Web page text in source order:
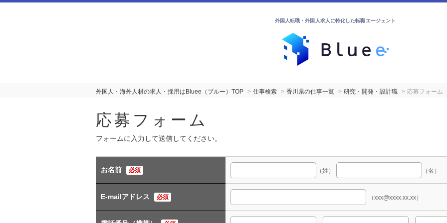
外国人転職・外国人求人に特化した転職エージェント
外国人・海外人材の求人・採用はBluee（ブルー）TOP 仕事検索 香川県の仕事一覧 研究・開発・設計職 応募フォーム
応募フォーム
フォームに入力して送信してください。
お名前 必須 （姓） （名）
E-mailアドレス 必須 （xxx@xxxx.xx.xx）